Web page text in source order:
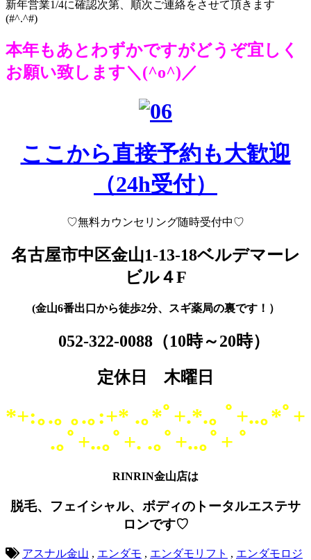
新年営業1/4に確認次第、順次ご連絡をさせて頂きます
(#^.^#)
本年もあとわずかですがどうぞ宜しく
お願い致します＼(^o^)／
ここから直接予約も大歓迎
（24h受付）
♡無料カウンセリング随時受付中♡
名古屋市中区金山1-13-18ベルデマーレ
ビル４F
(金山6番出口から徒歩2分、スギ薬局の裏です！）
052-322-0088 （10時～20時）
定休日 木曜日
*+:｡.｡ ｡.｡:+* .｡*ﾟ+.*.｡ ﾟ+..｡*ﾟ+
.｡ﾟ+..｡ﾟ+. .｡ﾟ+..｡ﾟ+ ゜
RINRIN金山店は
脱毛、フェイシャル、ボディのトータルエステサ
ロンです♡
アスナル金山 , エンダモ , エンダモリフト , エンダモロジ